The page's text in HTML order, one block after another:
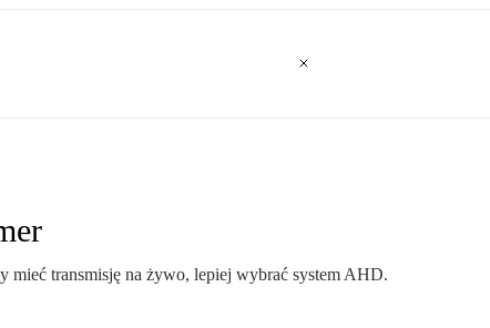
mieć transmisję na żywo, lepiej wybrać system AHD.